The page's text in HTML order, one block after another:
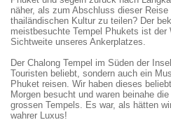
näher, als zum Abschluss dieser
thailändischen Kultur zu teilen? Der
meistbesuchte Tempel Phukets ist der
Sichtweite unseres Ankerplatzes.
Der Chalong Tempel im Süden der
Touristen beliebt, sondern auch ein
Phuket reisen. Wir haben dieses
Morgen besucht und waren beinahe
grossen Tempels. Es war, als hätten
wahrer Luxus!